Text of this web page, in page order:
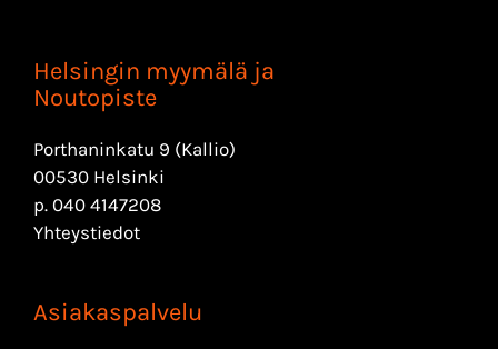
Helsingin myymälä ja
Noutopiste
Porthaninkatu 9 (Kallio)
00530 Helsinki
p. 040 4147208
Yhteystiedot
Asiakaspalvelu